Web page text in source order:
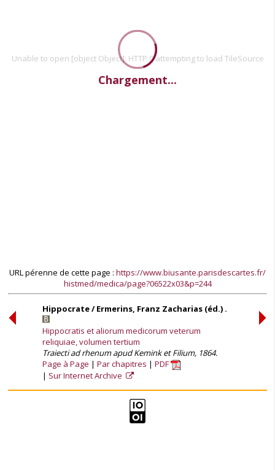
Unable to open [object Object]: HTTP 0 attempting to load TileSource
Chargement...
URL pérenne de cette page : https://www.biusante.parisdescartes.fr/
histmed/medica/page?06522x03&p=244
Hippocrate / Ermerins, Franz Zacharias (éd.) .
Hippocratis et aliorum medicorum veterum
reliquiae, volumen tertium
Traiecti ad rhenum apud Kemink et Filium, 1864.
Page à Page
Par chapitres
PDF
Sur Internet Archive